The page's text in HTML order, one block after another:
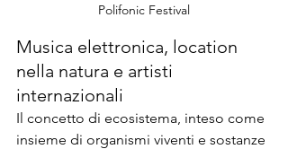
Polifonic Festival
Musica elettronica, location
nella natura e artisti
internazionali
Il concetto di ecosistema, inteso come
insieme di organismi viventi e sostanze